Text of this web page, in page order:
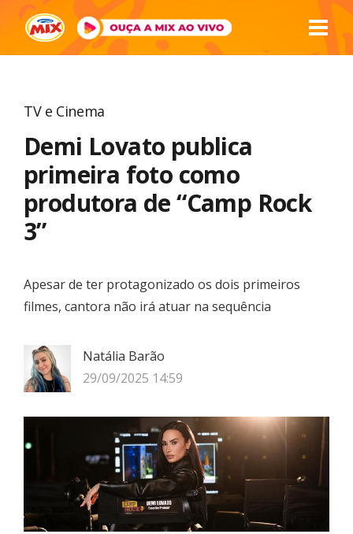
TV e Cinema
Demi Lovato publica
primeira foto como
produtora de “Camp Rock
3”
Apesar de ter protagonizado os dois primeiros
filmes, cantora não irá atuar na sequência
Natália Barão
29/09/2025 14:59